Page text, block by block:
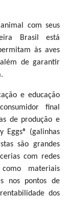
com seus
Brasil está
às aves
de garantir
e educação
final
de produção e
Eggs® (galinhas
são grandes
com redes
como materiais
nos pontos de
dos